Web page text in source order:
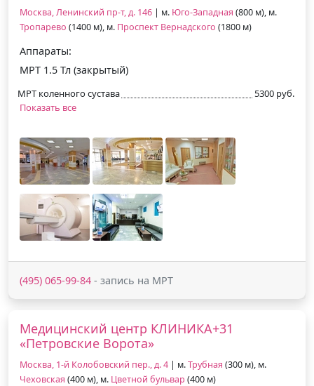
Москва, Ленинский пр-т, д. 146 | м. Юго-Западная (800 м), м.
Тропарево (1400 м), м. Проспект Вернадского (1800 м)
Аппараты:
МРТ 1.5 Тл (закрытый)
МРТ коленного сустава
5300 руб.
Показать все
(495) 065-99-84 - запись на МРТ
Медицинский центр КЛИНИКА+31
«Петровские Ворота»
Москва, 1-й Колобовский пер., д. 4 | м.Трубная (300 м), м.
Чеховская (400 м), м. Цветной бульвар (400 м)